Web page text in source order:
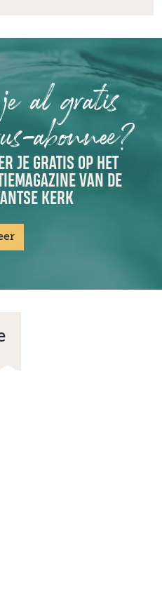
al gratis
abonnee?
JE GRATIS OP HET
VAN DE
KERK